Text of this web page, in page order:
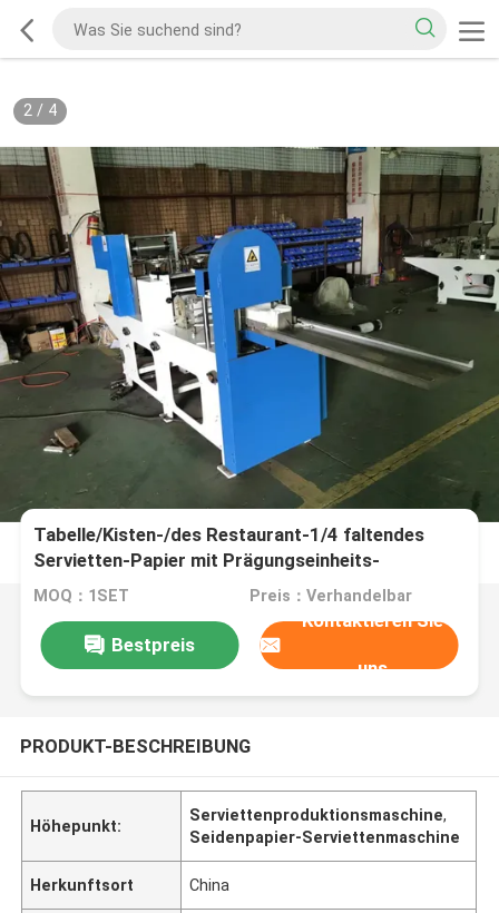
2/ 4
Tabelle/Kisten-/des Restaurant-1/4 faltendes
Servietten-Papier mit Prägungseinheits-
Farbdrucken
MOQ：1SET Preis：Verhandelbar
Bestpreis
Kontaktieren Sie
uns
PRODUKT-BESCHREIBUNG
Höhepunkt:
Serviettenproduktionsmaschine,
Seidenpapier-Serviettenmaschine
Herkunftsort China